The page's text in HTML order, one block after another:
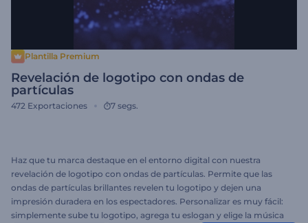
Plantilla Premium
Revelación de logotipo con ondas de
partículas
472 Exportaciones 7 segs.
Haz que tu marca destaque en el entorno digital con nuestra
revelación de logotipo con ondas de partículas. Permite que las
ondas de partículas brillantes revelen tu logotipo y dejen una
impresión duradera en los espectadores. Personalizar es muy fácil:
simplemente sube tu logotipo, agrega tu eslogan y elige la música